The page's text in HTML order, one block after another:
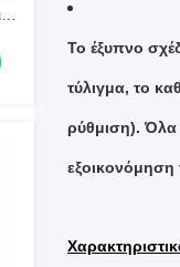
Το έξυπνο
τύλιγμα, το
ρύθμιση). Όλα
εξοικονόμηση